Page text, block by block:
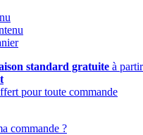
standard gratuite à
pour toute commande
commande ?